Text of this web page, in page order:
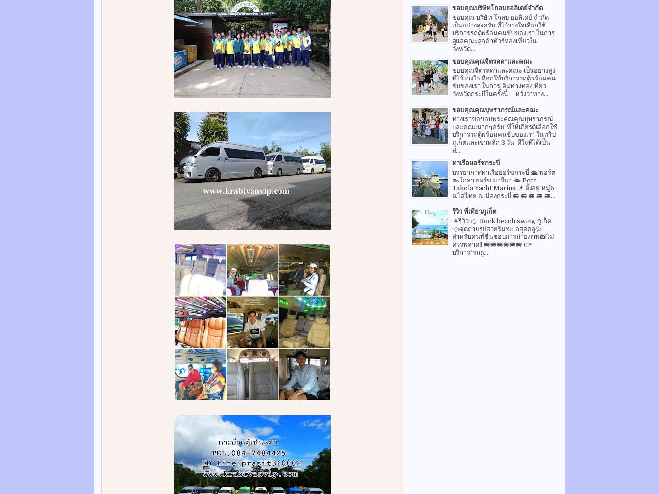
ขอบคุณบริษัทโกลบฮอลิเดย์จำกัด
ขอบคุณ บริษัท โกลบ ฮอลิเดย์ จำกัด
เป็นอย่างสูงครับ ที่ไว้วางใจเลือกใช้
บริการรถตู้พร้อมคนขับของเรา ในการ
ดูแลคณะลูกค้าทัวร์ท่องเที่ยวใน
จังหวัด...
ขอบคุณคุณจิตรลดาและคณะ
ขอบคุณจิตรลดาและคณะ เป็นอย่างสูง
ที่ไว้วางใจเลือกใช้บริการรถตู้พร้อมคน
ขับของเรา ในการเดินทางท่องเที่ยว
จังหวัดกระบี่ในครั้งนี้ หวังว่าทาง...
ขอบคุณคุณบุษราภรณ์และคณะ
ทางเราขอขอบพระคุณคุณบุษราภรณ์
และคณะมากๆครับ ที่ให้เกียรติเลือกใช้
บริการรถตู้พร้อมคนขับของเรา ในทริป
ภูเก็ตและเขาหลัก 3 วัน ดีใจที่ได้เป็น
ส่...
ท่าเรือยอร์ชกระบี่
บรรยากาศท่าเรือยอร์ชกระบี่ 🛳 พอร์ต
ตะโกลา ยอร์ช มารีน่า 🛳 Port
Takola Yacht Marina 📌 ตั้งอยู่ หมู่6
ต.ไสไทย อ.เมืองกระบี่ 🚐 🚐 🚐 🚐 🚐...
รีวิว ที่เที่ยวภูเก็ต
#รีวิว 👉 Rock beach swing ภูเก็ต
👈จุดถ่ายรูปสวยริมทะเลสุดคลู💦
สำหรับคนที่ชื่นชอบการถ่ายภาพ📸ไม่
ควรพลาด‼️ 🚐🚐🚐🚐🚐🚐 👉
บริการ"รถตู...